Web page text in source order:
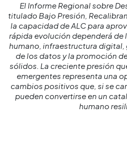
El Informe Regional sobre
titulado Bajo Presión,
la capacidad de ALC para
rápida evolución dependerá de
humano, infraestructura digital,
de los datos y la promoción
sólidos. La creciente presión
emergentes representa una
cambios positivos que, si se
pueden convertirse en un
humano